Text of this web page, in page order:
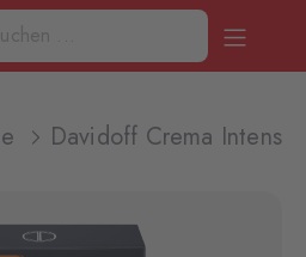
Davidoff Crema